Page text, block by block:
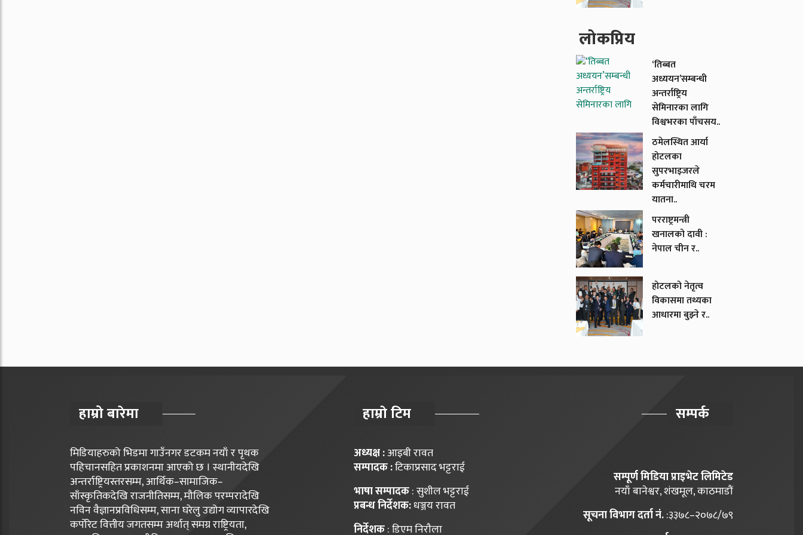
लाेकप्रिय
‘तिब्बत
अध्ययन’सम्बन्धी
अन्तर्राष्ट्रिय
सेमिनारका लागि
विश्वभरका पाँचसय..
ठमेलस्थित आर्या
होटलका
सुपरभाइजरले
कर्मचारीमाथि चरम
यातना..
परराष्ट्रमन्त्री
खनालको दावी :
नेपाल चीन र..
होटलको नेतृत्व
विकासमा तथ्यका
आधारमा बुझ्ने र..
हाम्रो बारेमा
मिडियाहरुको भिडमा गाउँनगर डटकम नयाँ र पृथक
पहिचानसहित प्रकाशनमा आएको छ । स्थानीयदेखि
अन्तर्राष्ट्रियस्तरसम्म, आर्थिक–सामाजिक–
साँस्कृतिकदेखि राजनीतिसम्म, मौलिक परम्परादेखि
नविन वैज्ञानप्रविधिसम्म, साना घरेलु उद्योग व्यापारदेखि
कर्पोरेट वित्तीय जगतसम्म अर्थात् समग्र राष्ट्रियता,
हाम्राे टिम
अध्यक्ष :आइबी रावत
सम्पादक :टिकाप्रसाद भट्टराई
भाषा सम्पादक: सुशील भट्टराई
प्रबन्ध निर्देशक:धञ्जय रावत
निर्देशक: डिएम निराैला
सम्पर्क
सम्पूर्ण मिडिया प्राइभेट लिमिटेड
नयाँ बानेश्वर, शंखमूल, काठमाडौं
सूचना विभाग दर्ता नं.:३३७८–२०७८/७९